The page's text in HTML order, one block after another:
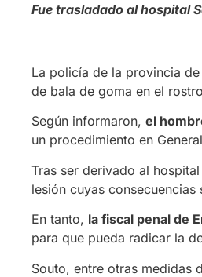
Fue trasladado al hospital
La policía de la provincia
de bala de goma en el
Según informaron,el
un procedimiento en
Tras ser derivado al
lesión cuyas
En tanto, la fiscal penal de
para que pueda radicar la
Souto, entre otras medidas